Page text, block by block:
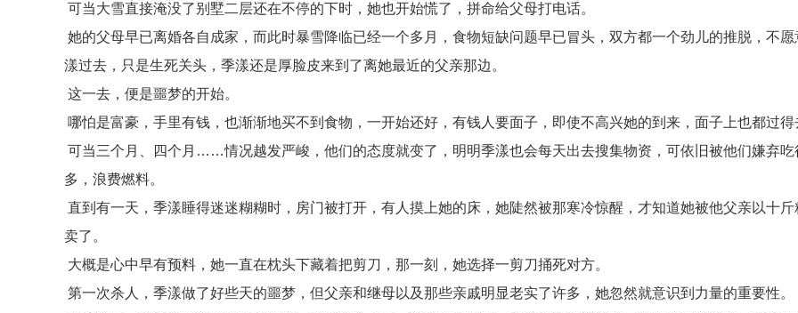
可当大雪直接淹没了别墅二层还在不停的下时，她也开始慌了，拼命给父母打电话。
她的父母早已离婚各自成家，而此时暴雪降临已经一个多月，食物短缺问题早已冒头，双方都一个劲儿的推脱，不愿
漾过去，只是生死关头，季漾还是厚脸皮来到了离她最近的父亲那边。
这一去，便是噩梦的开始。
哪怕是富豪，手里有钱，也渐渐地买不到食物，一开始还好，有钱人要面子，即使不高兴她的到来，面子上也都过得
可当三个月、四个月……情况越发严峻，他们的态度就变了，明明季漾也会每天出去搜集物资，可依旧被他们嫌弃吃
多，浪费燃料。
直到有一天，季漾睡得迷迷糊糊时，房门被打开，有人摸上她的床，她陡然被那寒冷惊醒，才知道她被他父亲以十斤
卖了。
大概是心中早有预料，她一直在枕头下藏着把剪刀，那一刻，她选择一剪刀捅死对方。
第一次杀人，季漾做了好些天的噩梦，但父亲和继母以及那些亲戚明显老实了许多，她忽然就意识到力量的重要性。